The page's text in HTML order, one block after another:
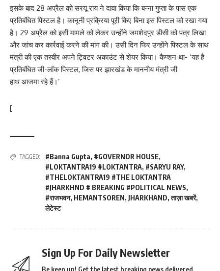
इसके बाद 28 अप्रैल को सरयू राय ने दावा किया कि बन्ना गुप्ता के पास एक
प्रतिबंधित पिस्टल है। कानूनी प्रक्रिया पूरी किए बिना इस पिस्टल को रखा गया
है। 29 अप्रैल को इसी मामले को लेकर उन्होंने जमशेदपुर डीसी को पत्र लिखा
और जांच कर कार्रवाई करने की मांग की। उसी दिन फिर उन्होंने पिस्टल के साथ
मंत्री की एक तस्वीर अपने ट्विटर अकाउंट से शेयर किया। कैप्शन था- ‘यह है
प्रतिबंधित जी-लॉक पिस्टल, जिस पर झारखंड के माननीय मंत्री जी
हाथ आजमा रहे हैं।’
[
TAGGED: #Banna Gupta, #GOVERNOR HOUSE,
#LOKTANTRA19 #LOKTANTRA, #SARYU RAY,
#THELOKTANTRA19 #THE LOKTANTRA
#JHARKHND # BREAKING #POLITICAL NEWS,
#राजभवन, HEMANTSOREN, JHARKHAND,ताज़ा खबरें,
लेटेस्ट
Sign Up For Daily Newsletter
Be keep up! Get the latest breaking news delivered